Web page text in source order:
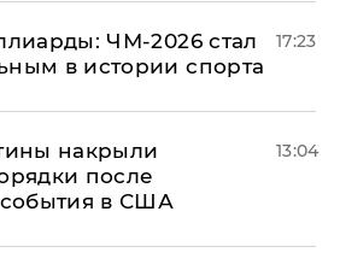
ЧМ-2026 стал
в истории спорта
17:23
накрыли
после
события в США
13:04